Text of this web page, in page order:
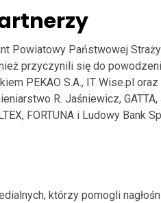
Powiatowy Państwowej
przyczynili się do
PEKAO S.A., IT Wise.pl
R. Jaśniewicz, GATTA,
FORTUNA i Ludowy Bank
którzy pomogli